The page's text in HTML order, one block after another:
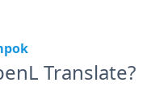
Translate?